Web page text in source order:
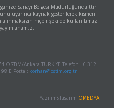
Sanayi Bölgesi Müdürlüğüne aittir.
uyarınca kaynak gösterilerek kısmen
alınmaksızın hiçbir şekilde kullanılamaz
OSTİM/Ankara-TÜRKİYE Telefon : 0 312
E-Posta : korhan@ostim.org.tr
Yazılım&Tasarım OMEDYA